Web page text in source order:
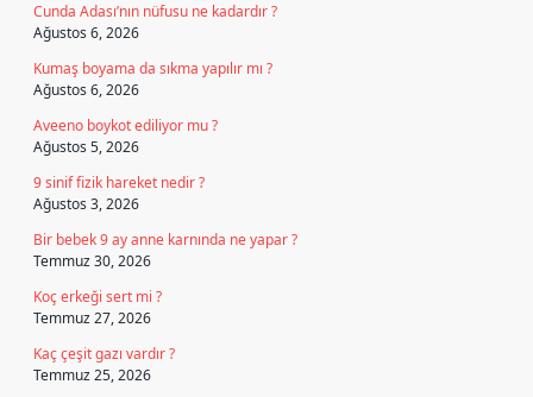
Cunda Adası’nın nüfusu ne kadardır ?
Ağustos 6, 2026
Kumaş boyama da sıkma yapılır mı ?
Ağustos 6, 2026
Aveeno boykot ediliyor mu ?
Ağustos 5, 2026
9 sinif fizik hareket nedir ?
Ağustos 3, 2026
Bir bebek 9 ay anne karnında ne yapar ?
Temmuz 30, 2026
Koç erkeği sert mi ?
Temmuz 27, 2026
Kaç çeşit gazı vardır ?
Temmuz 25, 2026